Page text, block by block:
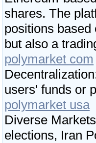
shares. The
positions
but also a
polymarket com
users' funds or
polymarket usa
Diverse
elections, Iran